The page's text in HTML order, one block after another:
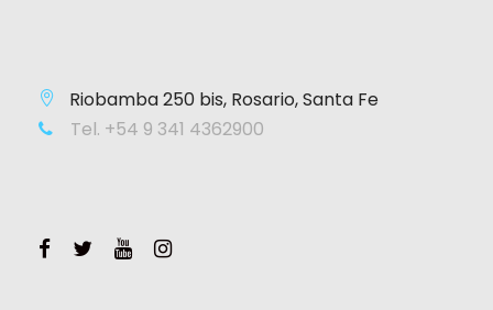
Riobamba 250 bis, Rosario, Santa Fe
Tel. +54 9 341 4362900